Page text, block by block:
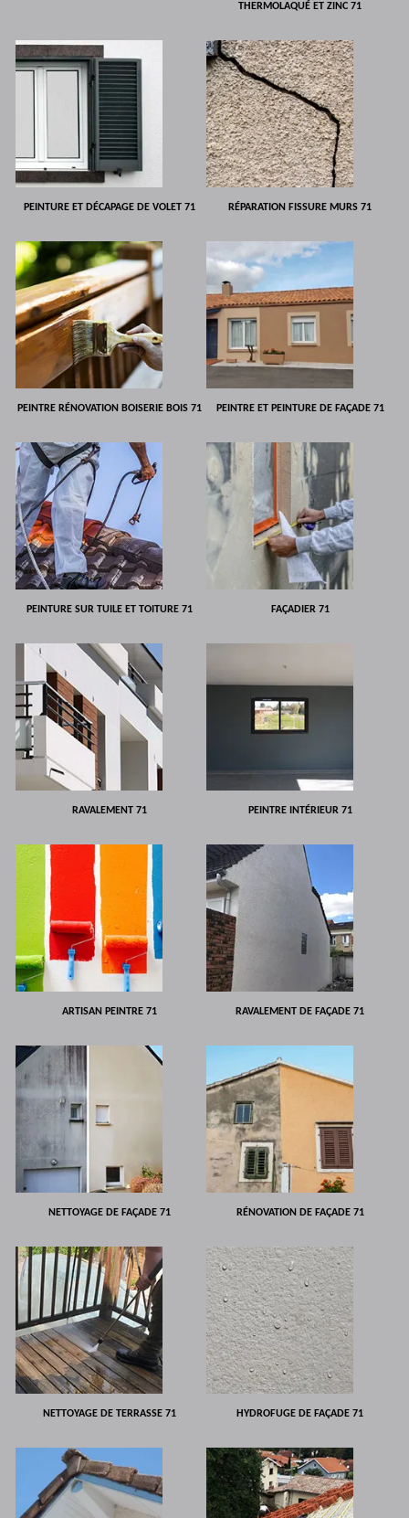
THERMOLAQUÉ ET ZINC 71
PEINTURE ET DÉCAPAGE DE VOLET 71 RÉPARATION FISSURE MURS 71
PEINTRE RÉNOVATION BOISERIE BOIS 71 PEINTRE ET PEINTURE DE FAÇADE 71
PEINTURE SUR TUILE ET TOITURE 71 FAÇADIER 71
RAVALEMENT 71 PEINTRE INTÉRIEUR 71
ARTISAN PEINTRE 71 RAVALEMENT DE FAÇADE 71
NETTOYAGE DE FAÇADE 71 RÉNOVATION DE FAÇADE 71
NETTOYAGE DE TERRASSE 71 HYDROFUGE DE FAÇADE 71